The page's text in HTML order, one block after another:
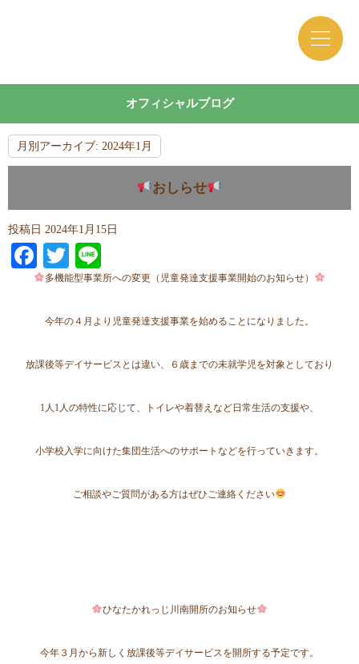
オフィシャルブログ
月別アーカイブ: 2024年1月
おしらせ
投稿日 2024年1月15日
Facebook
Twitter
多機能型事業所への変更（児童発達支援事業開始のお知らせ）
今年の４月より児童発達支援事業を始めることになりました。
放課後等デイサービスとは違い、６歳までの未就学児を対象としており
1人1人の特性に応じて、トイレや着替えなど日常生活の支援や、
小学校入学に向けた集団生活へのサポートなどを行っていきます。
ご相談やご質問がある方はぜひご連絡ください
ひなたかれっじ川南開所のお知らせ
今年３月から新しく放課後等デイサービスを開所する予定です。